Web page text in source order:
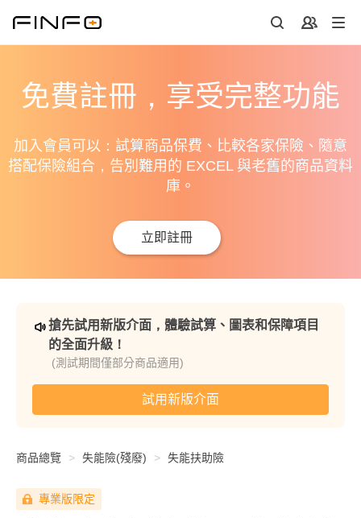
免費註冊，享受完整功能
加入會員可以：試算商品保費、比較各家保險、隨意
搭配保險組合，告別難用的 EXCEL 與老舊的商品資料
庫。
立即註冊
搶先試用新版介面，體驗試算、圖表和保障項目
的全面升級！
(測試期間僅部分商品適用)
試用新版介面
商品總覽 失能險(殘廢) 失能扶助險
專業版限定